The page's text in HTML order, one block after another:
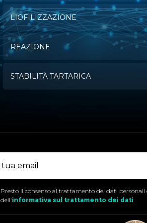
LIOFILIZZAZIONE
REAZIONE
STABILITÀ TARTARICA
Presto il consenso al trattamento dei dati personali
dell'informativa sul trattamento dei dati